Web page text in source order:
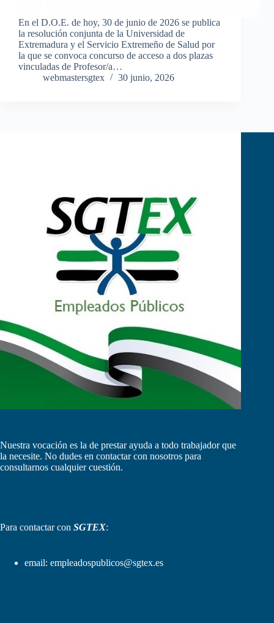
En el D.O.E. de hoy, 30 de junio de 2026 se publica
la resolución conjunta de la Universidad de
Extremadura y el Servicio Extremeño de Salud por
la que se convoca concurso de acceso a dos plazas
vinculadas de Profesor/a…
webmastersgtex
30 junio, 2026
Nuestra vocación es la de prestar ayuda a todo trabajador que
la necesite. No dudes en contactar con nosotros para
consultarnos cualquier cuestión.
Para contactar con SGTEX:
email: empleadospublicos@sgtex.es